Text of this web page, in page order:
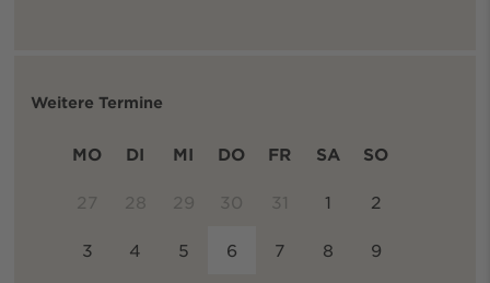
Weitere Termine
MO DI MI DO FR SA SO
27 28 29 30 31 1 2
3 4 5 6 7 8 9